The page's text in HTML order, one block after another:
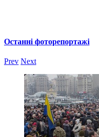
Останні фоторепортажі
Prev Next